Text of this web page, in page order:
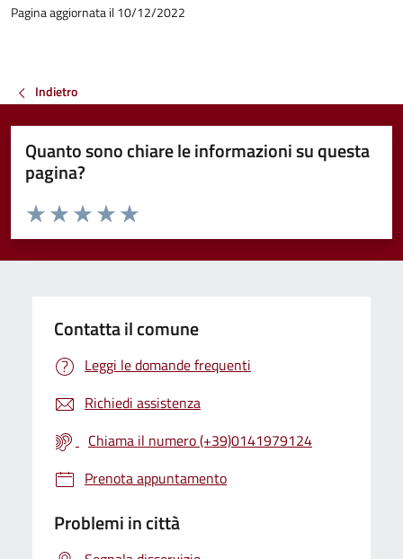
Pagina aggiornata il 10/12/2022
Indietro
Quanto sono chiare le informazioni su questa
pagina?
Valuta da 1 a 5 stelle la pagina
Valuta 5 stelle su 5
Valuta 4 stelle su 5
Valuta 3 stelle su 5
Valuta 2 stelle su 5
Valuta 1 stelle su 5
Contatta il comune
Leggi le domande frequenti
Richiedi assistenza
Chiama il numero (+39)0141979124
Prenota appuntamento
Problemi in città